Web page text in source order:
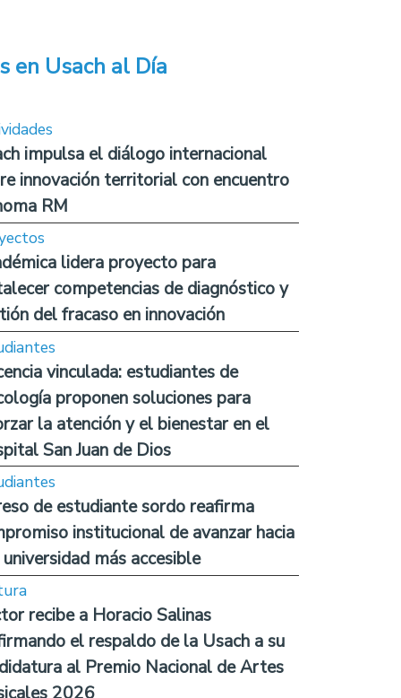
en Usach al Día
impulsa el diálogo internacional
innovación territorial con encuentro
RM
lidera proyecto para
competencias de diagnóstico y
del fracaso en innovación
vinculada: estudiantes de
proponen soluciones para
la atención y el bienestar en el
San Juan de Dios
de estudiante sordo reafirma
institucional de avanzar hacia
universidad más accesible
recibe a Horacio Salinas
el respaldo de la Usach a su
al Premio Nacional de Artes